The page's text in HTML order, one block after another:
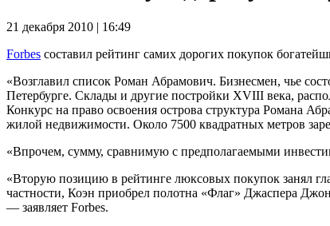
21 декабря 2010 | 16:49
Forbes составил рейтинг самих дорогих покупок
«Возглавил список Роман Абрамович. Бизнесмен, чье
Петербурге. Склады и другие постройки XVIII века,
Конкурс на право освоения острова структура Романа
жилой недвижимости. Около 7500 квадратных метров
«Впрочем, сумму, сравнимую с предполагаемыми
«Вторую позицию в рейтинге люксовых покупок занял
частности, Коэн приобрел полотна «Флаг» Джаспера
— заявляет Forbes.